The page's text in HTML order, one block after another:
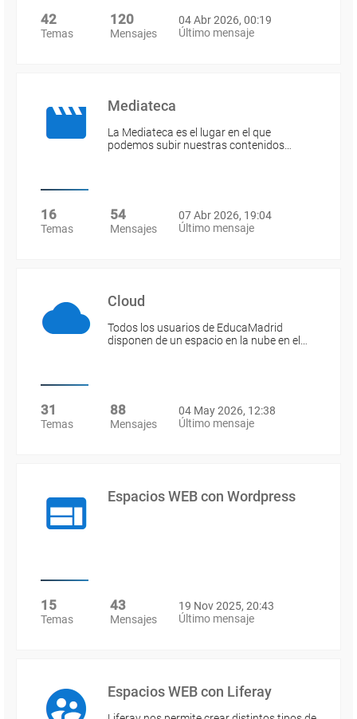
42
Temas
120
Mensajes
04 Abr 2026, 00:19
Último mensaje
Mediateca
La Mediateca es el lugar en el que
podemos subir nuestras contenidos…
16
Temas
54
Mensajes
07 Abr 2026, 19:04
Último mensaje
Cloud
Todos los usuarios de EducaMadrid
disponen de un espacio en la nube en el…
31
Temas
88
Mensajes
04 May 2026, 12:38
Último mensaje
Espacios WEB con Wordpress
15
Temas
43
Mensajes
19 Nov 2025, 20:43
Último mensaje
Espacios WEB con Liferay